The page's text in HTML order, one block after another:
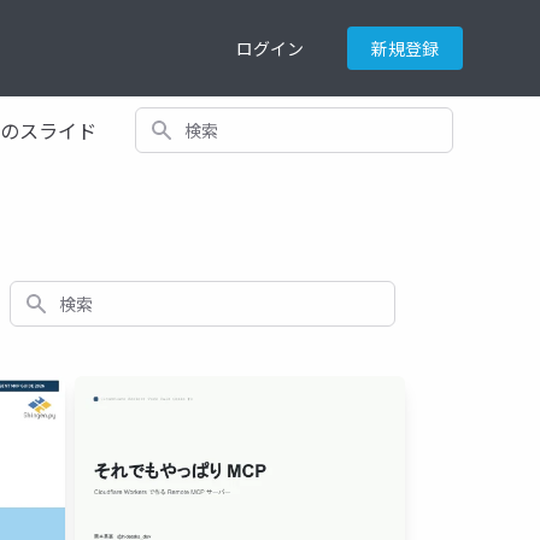
ログイン 新規登録
スライド 検索
検索